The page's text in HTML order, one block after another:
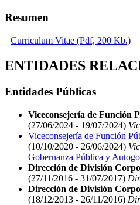
Resumen
Curriculum Vitae (Pdf, 200 Kb.)
ENTIDADES
Entidades Públicas
Viceconsejería de Función
(27/06/2024 - 19/07/2024)
Viceconsejería de Función
(10/10/2020 - 26/06/2024)
Gobernanza Pública y
Dirección de División
(27/11/2016 - 31/07/2017)
Dirección de División
(18/12/2013 - 26/11/2016)